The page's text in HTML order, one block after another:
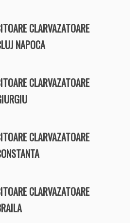
CLARVAZATOARE
NAPOCA
CLARVAZATOARE
CLARVAZATOARE
CLARVAZATOARE